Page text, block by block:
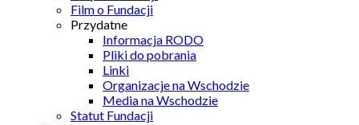
Film o Fundacji
Przydatne
Informacja RODO
Pliki do pobrania
Linki
Organizacje na Wschodzie
Media na Wschodzie
Statut Fundacji